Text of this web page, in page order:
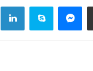
LinkedinSkype